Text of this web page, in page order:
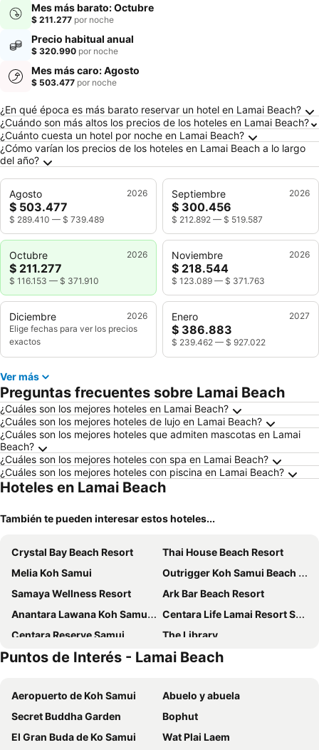
Mes más barato: Octubre
$ 211.277 por noche
Precio habitual anual
$ 320.990 por noche
Mes más caro: Agosto
$ 503.477 por noche
Preguntas frecuentes sobre Lamai Beach
¿En qué época es más barato reservar un hotel en Lamai Beach?
¿Cuándo son más altos los precios de los hoteles en Lamai Beach?
¿Cuánto cuesta un hotel por noche en Lamai Beach?
¿Cómo varían los precios de los hoteles en Lamai Beach a lo largo
del año?
Agosto 2026
$ 503.477
$ 289.410 — $ 739.489
Septiembre 2026
$ 300.456
$ 212.892 — $ 519.587
Octubre 2026
$ 211.277
$ 116.153 — $ 371.910
Noviembre 2026
$ 218.544
$ 123.089 — $ 371.763
Diciembre
2026
Elige fechas para ver los precios
exactos
Enero 2027
$ 386.883
$ 239.462 — $ 927.022
Ver más
Preguntas frecuentes sobre Lamai Beach
¿Cuáles son los mejores hoteles en Lamai Beach?
¿Cuáles son los mejores hoteles de lujo en Lamai Beach?
¿Cuáles son los mejores hoteles que admiten mascotas en Lamai
Beach?
¿Cuáles son los mejores hoteles con spa en Lamai Beach?
¿Cuáles son los mejores hoteles con piscina en Lamai Beach?
Hoteles en Lamai Beach
También te pueden interesar estos hoteles...
Crystal Bay Beach Resort
Thai House Beach Resort
Melia Koh Samui
Outrigger Koh Samui Beach Resort
Samaya Wellness Resort
Ark Bar Beach Resort
Anantara Lawana Koh Samui Resort
Centara Life Lamai Resort Samui
Centara Reserve Samui
The Library
Banyan Tree Samui
Lamai Coconut Beach Resort
Merit Resort Samui
4U Resort Samui
Crystal Bay Yacht Club
Chaweng Noi Pool Villa
Vana Belle, a Luxury Collection Resort, Koh Samui
Shasa Resort & Residences, Koh Samui - Sha Extra Plus
Puntos de Interés - Lamai Beach
Aeropuerto de Koh Samui
Abuelo y abuela
Secret Buddha Garden
Bophut
El Gran Buda de Ko Samui
Wat Plai Laem